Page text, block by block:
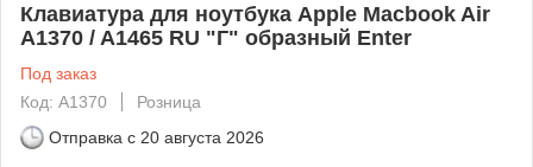
Клавиатура для ноутбука Apple Macbook Air
A1370 / A1465 RU "Г" образный Enter
Под заказ
Код: A1370
Розница
Отправка с 20 августа 2026